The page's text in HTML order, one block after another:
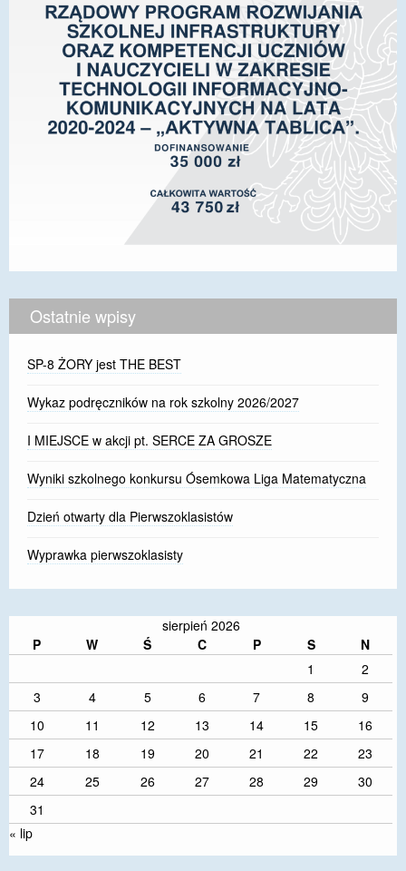
Ostatnie wpisy
SP-8 ŻORY jest THE BEST
Wykaz podręczników na rok szkolny 2026/2027
I MIEJSCE w akcji pt. SERCE ZA GROSZE
Wyniki szkolnego konkursu Ósemkowa Liga Matematyczna
Dzień otwarty dla Pierwszoklasistów
Wyprawka pierwszoklasisty
sierpień 2026
P
W Ś C P S
N
1
2
3
4 5 6 7 8
9
10
11 12 13 14 15
16
17
18 19 20 21 22
23
24
25 26 27 28 29
30
31
« lip